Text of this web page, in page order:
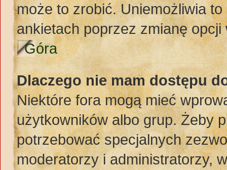
może to zrobić. Uniemożliwia
ankietach poprzez zmianę opcji
Góra
Dlaczego nie mam dostępu
Niektóre fora mogą mieć
użytkowników albo grup. Żeby
potrzebować specjalnych
moderatorzy i administratorzy,